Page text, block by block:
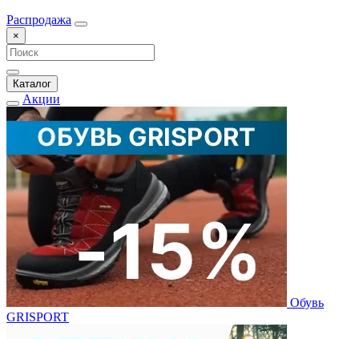
Распродажа
×
Каталог
Акции
Обувь
GRISPORT